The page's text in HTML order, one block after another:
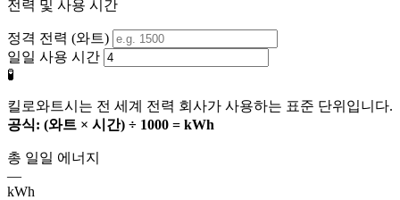
전력 및 사용 시간
정격 전력 (와트)
일일 사용 시간
🧪
킬로와트시는 전 세계 전력 회사가 사용하는 표준 단위입니다.
공식: (와트 × 시간) ÷ 1000 = kWh
총 일일 에너지
—
kWh